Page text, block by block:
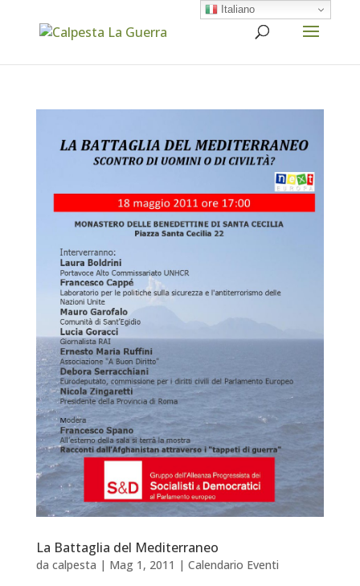
La Battaglia del Mediterraneo
da calpesta | Mag 1, 2011 | Calendario Eventi
Italiano